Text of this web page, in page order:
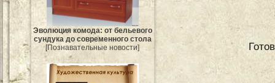
Эволюция комода: от бельевого
сундука до современного стола
[Познавательные новости]